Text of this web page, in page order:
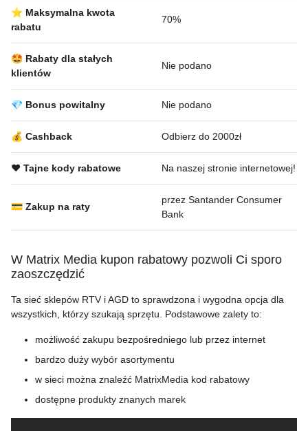
⭐ Maksymalna kwota
rabatu
70%
🤩 Rabaty dla stałych
klientów
Nie podano
💎 Bonus powitalny Nie podano
💰 Cashback Odbierz do 2000zł
❤️ Tajne kody rabatowe Na naszej stronie internetowej!
💳 Zakup na raty
przez Santander Consumer
Bank
W Matrix Media kupon rabatowy pozwoli Ci sporo
zaoszczędzić
Ta sieć sklepów RTV i AGD to sprawdzona i wygodna opcja dla
wszystkich, którzy szukają sprzętu. Podstawowe zalety to:
możliwość zakupu bezpośredniego lub przez internet
bardzo duży wybór asortymentu
w sieci można znaleźć MatrixMedia kod rabatowy
dostępne produkty znanych marek